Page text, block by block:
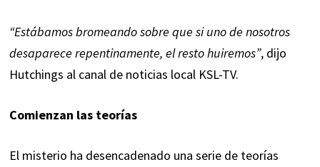
“Estábamos bromeando sobre que si uno de nosotros
desaparece repentinamente, el resto huiremos”, dijo
Hutchings al canal de noticias local KSL-TV.
Comienzan las teorías
El misterio ha desencadenado una serie de teorías